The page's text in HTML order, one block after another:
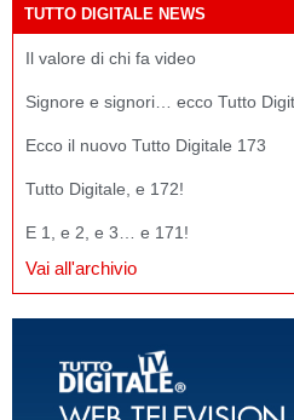
TUTTO DIGITALE NEWS
Il valore di chi fa video
Signore e signori… ecco Tutto
Ecco il nuovo Tutto Digitale 173
Tutto Digitale, e 172!
E 1, e 2, e 3… e 171!
Vai all'archivio